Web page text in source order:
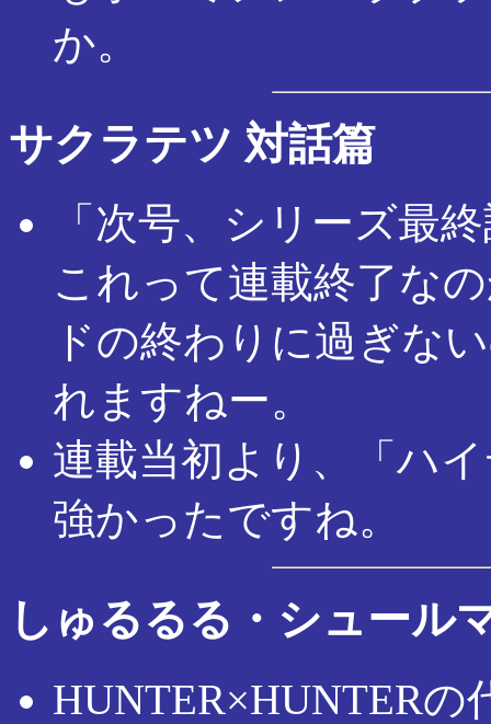
か。
サクラテツ 対話篇
「次号、シリーズ最
これって連載終了な
ドの終わりに過ぎな
れますねー。
連載当初より、「ハ
強かったですね。
しゅるるる・シュール
HUNTER×HUNTER